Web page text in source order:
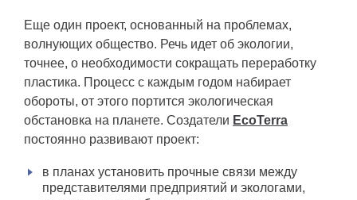
Еще один проект, основанный на проблемах,
волнующих общество. Речь идет об экологии,
точнее, о необходимости сокращать переработку
пластика. Процесс с каждым годом набирает
обороты, от этого портится экологическая
обстановка на планете. Создатели EcoTerra
постоянно развивают проект:
в планах установить прочные связи между
представителями предприятий и экологами,